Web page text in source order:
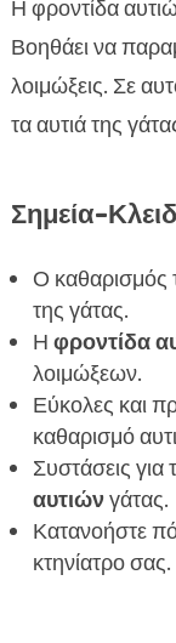

γάτας

Κίνδυνοι
καθαρισμό
γάτας
άνετη για

Κοινά
να τα
Πότε να
 Φυσικές
γάτας
 Η σημασία
των αυτιών

Συμβουλές
Η φροντίδα
Βοηθάει να
λοιμώξεις. Σε
τα αυτιά της
Σημεία-
Ο καθαρισμός
της γάτας.
Η φροντίδα
λοιμώξεων.
Εύκολες και
καθαρισμό
Συστάσεις για
αυτιώνγάτας.
Κατανοήστε
κτηνίατρο σας.